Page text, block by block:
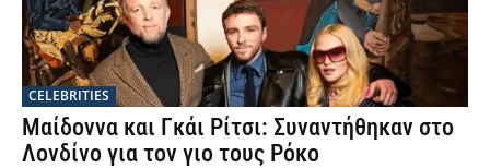
CELEBRITIES
Μαίδοννα και Γκάι Ρίτσι: Συναντήθηκαν στο
Λονδίνο για τον γιο τους Ρόκο